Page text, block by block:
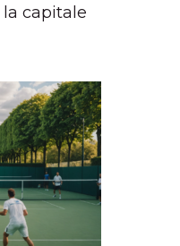
la capitale